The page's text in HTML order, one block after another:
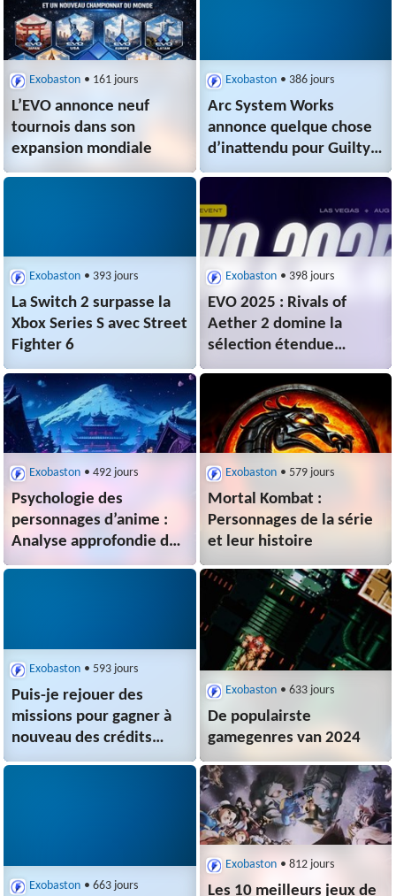
Exobaston • 161 jours
L’EVO annonce neuf
tournois dans son
expansion mondiale
Exobaston • 386 jours
Arc System Works
annonce quelque chose
d’inattendu pour Guilty
Gear Strive après la
Exobaston • 393 jours
La Switch 2 surpasse la
Xbox Series S avec Street
Fighter 6
Exobaston • 398 jours
EVO 2025 : Rivals of
Aether 2 domine la
sélection étendue
devant les légendaires
BlazBlue et Capcom vs.
SNK 2
Exobaston • 492 jours
Psychologie des
personnages d’anime :
Analyse approfondie de
héros célèbres
Exobaston • 579 jours
Mortal Kombat :
Personnages de la série
et leur histoire
Exobaston • 593 jours
Puis-je rejouer des
missions pour gagner à
nouveau des crédits
dans Starcraft 2 ?
Exobaston • 633 jours
De populairste
gamegenres van 2024
Exobaston • 663 jours
Exobaston • 812 jours
Les 10 meilleurs jeux de